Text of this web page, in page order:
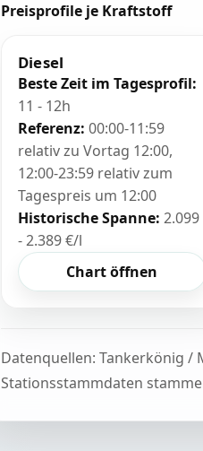
Preisprofile je Kraftstoff
Diesel
Beste Zeit im Tagesprofil:
11 - 12h
Referenz: 00:00-11:59
relativ zu Vortag 12:00,
12:00-23:59 relativ zum
Tagespreis um 12:00
Historische Spanne: 2.099
- 2.389 €/l
Chart öffnen
Datenquellen: Tankerkönig /
Stationsstammdaten